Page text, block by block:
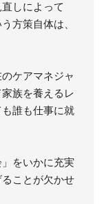
しによって
方策自体は、
ケアマネジャ
族を養えるレ
誰も仕事に就
をいかに充実
ことが欠かせ